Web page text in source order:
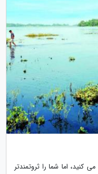
اما شما را ثروتمندتر